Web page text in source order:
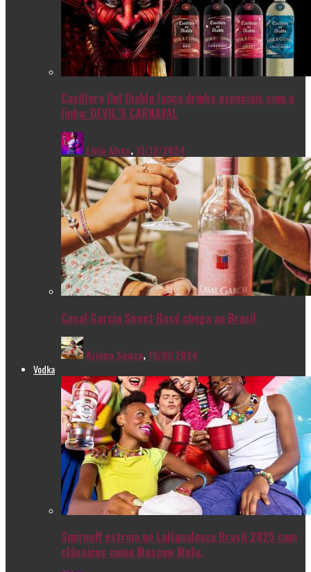
Casillero Del Diablo lança drinks especiais com a
linha: DEVIL’S CARNAVAL
Livia Alves,13/12/2024
Casal Garcia Sweet Rosé chega ao Brasil
Ariana Souza,10/01/2024
Vodka
Smirnoff estreia no Lollapalooza Brasil 2025 com
clássicos como Moscow Mule.